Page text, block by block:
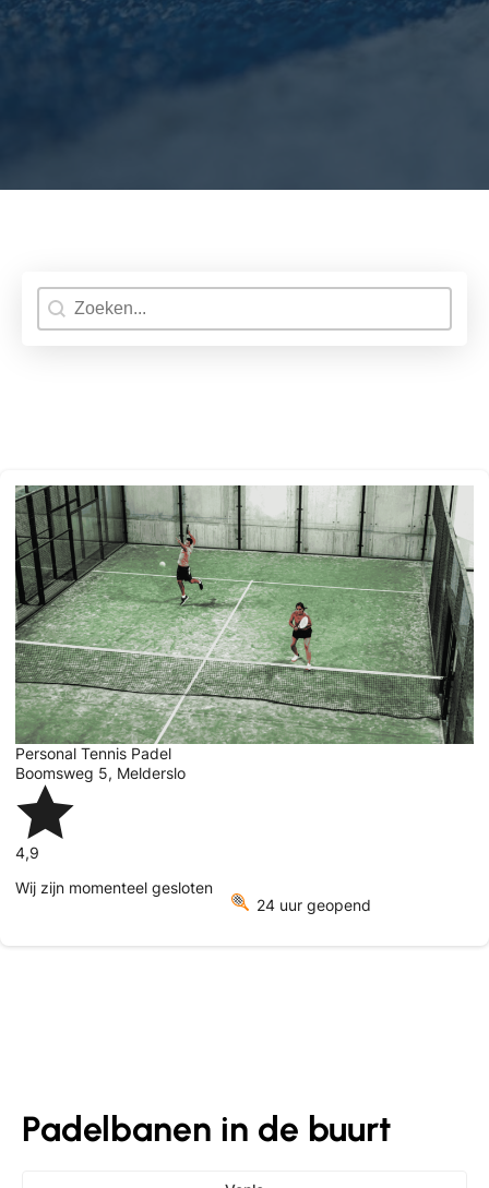
Search
Personal Tennis Padel
Boomsweg 5, Melderslo
4,9
Wij zijn momenteel gesloten
24 uur geopend
Padelbanen in de buurt